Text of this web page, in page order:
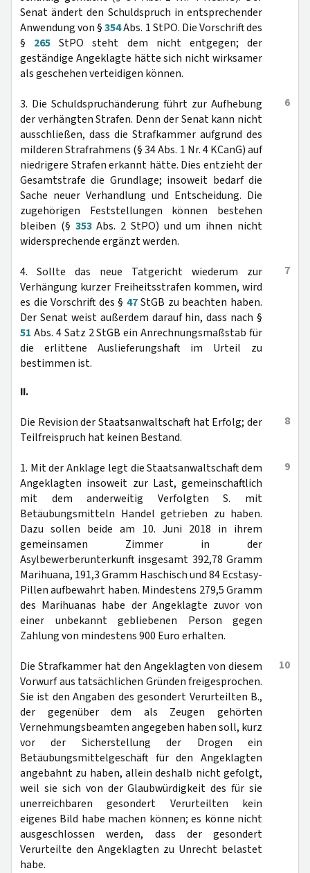
Senat ändert den Schuldspruch in entsprechender
Anwendung von §354Abs. 1 StPO. Die Vorschrift des
§ 265 StPO steht dem nicht entgegen; der
geständige Angeklagte hätte sich nicht wirksamer
als geschehen verteidigen können.
6
3. Die Schuldspruchänderung führt zur Aufhebung
der verhängten Strafen. Denn der Senat kann nicht
ausschließen, dass die Strafkammer aufgrund des
milderen Strafrahmens (§ 34 Abs. 1 Nr. 4 KCanG) auf
niedrigere Strafen erkannt hätte. Dies entzieht der
Gesamtstrafe die Grundlage; insoweit bedarf die
Sache neuer Verhandlung und Entscheidung. Die
zugehörigen Feststellungen können bestehen
bleiben (§ 353Abs. 2 StPO) und um ihnen nicht
widersprechende ergänzt werden.
7
4. Sollte das neue Tatgericht wiederum zur
Verhängung kurzer Freiheitsstrafen kommen, wird
es die Vorschrift des § 47StGB zu beachten haben.
Der Senat weist außerdem darauf hin, dass nach §
51 Abs. 4 Satz 2 StGB ein Anrechnungsmaßstab für
die erlittene Auslieferungshaft im Urteil zu
bestimmen ist.
II.
8
Die Revision der Staatsanwaltschaft hat Erfolg; der
Teilfreispruch hat keinen Bestand.
9
1. Mit der Anklage legt die Staatsanwaltschaft dem
Angeklagten insoweit zur Last, gemeinschaftlich
mit dem anderweitig Verfolgten S. mit
Betäubungsmitteln Handel getrieben zu haben.
Dazu sollen beide am 10. Juni 2018 in ihrem
gemeinsamen Zimmer in der
Asylbewerberunterkunft insgesamt 392,78 Gramm
Marihuana, 191,3 Gramm Haschisch und 84 Ecstasy-
Pillen aufbewahrt haben. Mindestens 279,5 Gramm
des Marihuanas habe der Angeklagte zuvor von
einer unbekannt gebliebenen Person gegen
Zahlung von mindestens 900 Euro erhalten.
10
Die Strafkammer hat den Angeklagten von diesem
Vorwurf aus tatsächlichen Gründen freigesprochen.
Sie ist den Angaben des gesondert Verurteilten B.,
der gegenüber dem als Zeugen gehörten
Vernehmungsbeamten angegeben haben soll, kurz
vor der Sicherstellung der Drogen ein
Betäubungsmittelgeschäft für den Angeklagten
angebahnt zu haben, allein deshalb nicht gefolgt,
weil sie sich von der Glaubwürdigkeit des für sie
unerreichbaren gesondert Verurteilten kein
eigenes Bild habe machen können; es könne nicht
ausgeschlossen werden, dass der gesondert
Verurteilte den Angeklagten zu Unrecht belastet
habe.